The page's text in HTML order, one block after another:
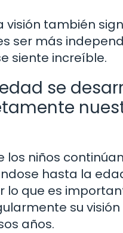
visión también
ser más
siente increíble.
se
los niños continúan
hasta la
lo que es
su visión
años.